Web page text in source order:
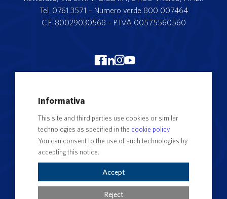
Tel. 0761.3571 – Numero verde 800 007464
C.F. 80029030568 – P.IVA 00575560560
Merchandising Unitus
Segreteria studenti
Complaints form
Contact Directory
Cookie Settings
Informativa
This site and third parties use cookies or similar
technologies as specified in the cookie policy.
You can consent to the use of such technologies by
accepting this notice.
Accept
Reject